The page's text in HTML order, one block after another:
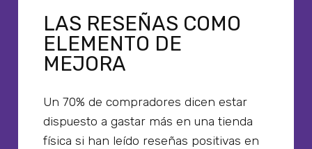
LAS RESEÑAS COMO
ELEMENTO DE
MEJORA
Un 70% de compradores dicen estar
dispuesto a gastar más en una tienda
física si han leído reseñas positivas en